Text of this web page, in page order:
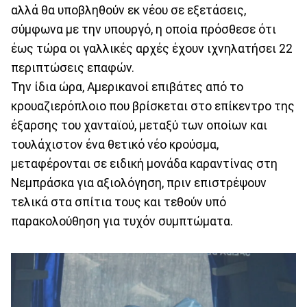
αλλά θα υποβληθούν εκ νέου σε εξετάσεις,
σύμφωνα με την υπουργό, η οποία πρόσθεσε ότι
έως τώρα οι γαλλικές αρχές έχουν ιχνηλατήσει 22
περιπτώσεις επαφών.
Την ίδια ώρα, Αμερικανοί επιβάτες από το
κρουαζιερόπλοιο που βρίσκεται στο επίκεντρο της
έξαρσης του χανταϊού, μεταξύ των οποίων και
τουλάχιστον ένα θετικό νέο κρούσμα,
μεταφέρονται σε ειδική μονάδα καραντίνας στη
Νεμπράσκα για αξιολόγηση, πριν επιστρέψουν
τελικά στα σπίτια τους και τεθούν υπό
παρακολούθηση για τυχόν συμπτώματα.